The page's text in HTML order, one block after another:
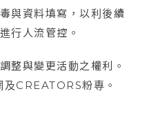
與資料填寫，以利後續
行人流管控。
整與變更活動之權利。
CREATORS粉專。